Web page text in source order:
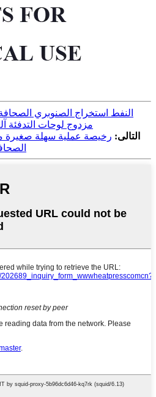
مزدوج لوحات التدفئة
التالى: رخيصة عملية سهلة صغيرة